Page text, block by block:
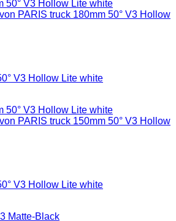
V3 Hollow Lite white
V3 Hollow Lite white